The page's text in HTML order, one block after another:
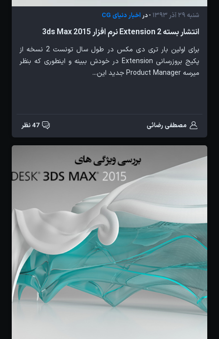
شنبه 29 آذر 1393 - دراخبار دنیای CG
انتشار بسته Extension 2 نرم افزار 3ds Max 2015
برای اولین بار تری دی مکس در طول سال تونست 2 نسخه از
پکیج بروزرسانی Extension در خودش ببینه و اینطوری که بنظر
میرسه Product Manager جدید این...
مصطفی رضائی 47 نظر